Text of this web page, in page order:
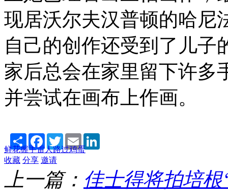
现居沃尔夫汉普顿的哈尼
自己的创作还受到了儿子
家后总会在家里留下许多
并尝试在画布上作画。
Share Facebook
TwitterEmail
鲜花握手雷人路过鸡蛋
收藏 分享 邀请
上一篇： 佳士得将拍培